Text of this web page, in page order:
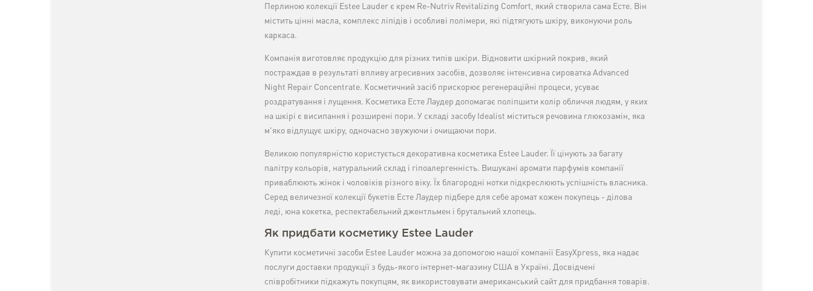
Перлиною колекції Estee Lauder є крем Re-Nutriv Revitalizing Comfort, який створила сама Есте. Він
містить цінні масла, комплекс ліпідів і особливі полімери, які підтягують шкіру, виконуючи роль
каркаса.
Компанія виготовляє продукцію для різних типів шкіри. Відновити шкірний покрив, який
постраждав в результаті впливу агресивних засобів, дозволяє інтенсивна сироватка Advanced
Night Repair Concentrate. Косметичний засіб прискорює регенераційні процеси, усуває
роздратування і лущення. Косметика Есте Лаудер допомагає поліпшити колір обличчя людям, у яких
на шкірі є висипання і розширені пори. У складі засобу Idealist міститься речовина глюкозамін, яка
м'яко відлущує шкіру, одночасно звужуючи і очищаючи пори.
Великою популярністю користується декоративна косметика Estee Lauder. Її цінують за багату
палітру кольорів, натуральний склад і гіпоалергенність. Вишукані аромати парфумів компанії
приваблюють жінок і чоловіків різного віку. Їх благородні нотки підкреслюють успішність власника.
Серед величезної колекції букетів Есте Лаудер підбере для себе аромат кожен покупець - ділова
леді, юна кокетка, респектабельний джентльмен і брутальний хлопець.
Як придбати косметику Estee Lauder
Купити косметичні засоби Estee Lauder можна за допомогою нашої компанії EasyXpress, яка надає
послуги доставки продукції з будь-якого інтернет-магазину США в Україні. Досвідчені
співробітники підкажуть покупцям, як використовувати американський сайт для придбання товарів.